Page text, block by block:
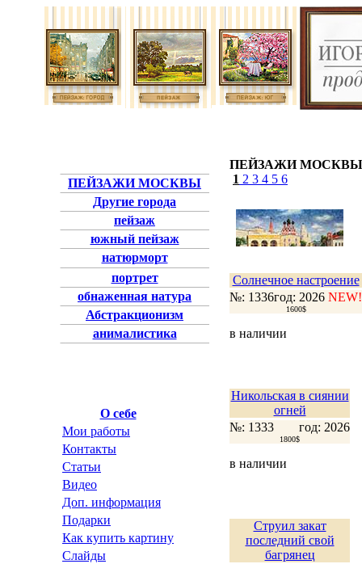
ПЕЙЗАЖИ МОСКВЫ
Другие города
пейзаж
южный пейзаж
натюрморт
портрет
обнаженная натура
Абстракционизм
анималистика
О себе
Мои работы
Контакты
Статьи
Видео
Доп. информация
Подарки
Как купить картину
Слайды
ПЕЙЗАЖИ МОСКВЫ
1 2 3 4 5 6
Солнечное настроение
№: 1336год: 2026 NEW!
1600$
в наличии
Никольская в сиянии
огней
№: 1333
год: 2026
1800$
в наличии
Струил закат
последний свой
багрянец